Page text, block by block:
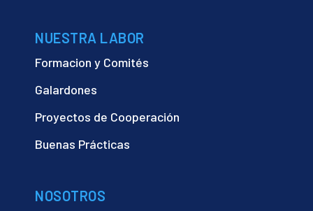
NUESTRA LABOR
Formacion y Comités
Galardones
Proyectos de Cooperación
Buenas Prácticas
NOSOTROS